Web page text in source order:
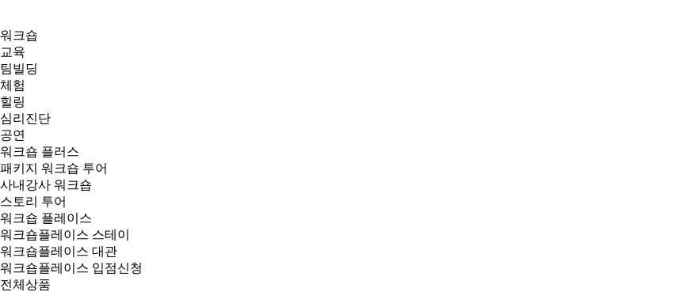
워크숍
교육
팀빌딩
체험
힐링
심리진단
공연
워크숍 플러스
패키지 워크숍 투어
사내강사 워크숍
스토리 투어
워크숍 플레이스
워크숍플레이스 스테이
워크숍플레이스 대관
워크숍플레이스 입점신청
전체상품